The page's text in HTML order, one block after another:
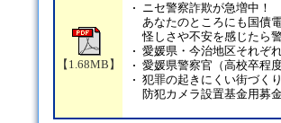
【1.68MB】
ニセ警察詐欺が急増中！
あなたのところにも国債
怪しさや不安を感じたら
愛媛県・今治地区それぞ
愛媛県警察官（高校卒程
犯罪の起きにくい街づく
防犯カメラ設置基金用募